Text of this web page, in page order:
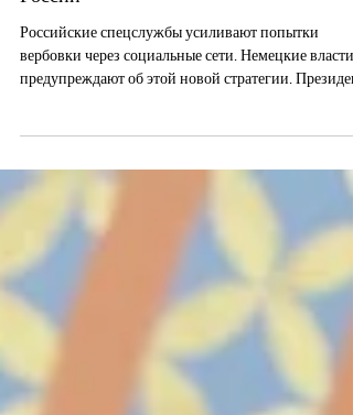
России
Российские спецслужбы усиливают попытки
вербовки через социальные сети. Немецкие власти
свободная лицензия CC BY-SA 3.0-de.
органы безопасности предупреждают население о
попытках вербовки российскими спецслужбами
через социальные сети. Поводом для кампании под
лозунгом «Не стано